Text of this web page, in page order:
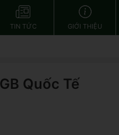
TIN TỨC GIỚI THIỆU
Quốc Tế